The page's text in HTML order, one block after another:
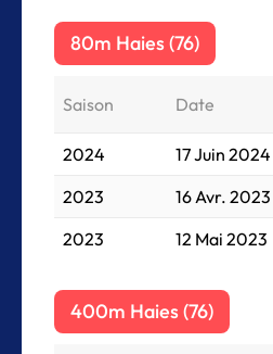
80m Haies (76)
Saison Date
2024 17 Juin 2024
2023
16 Avr. 2023
2023
12 Mai 2023
400m Haies (76)